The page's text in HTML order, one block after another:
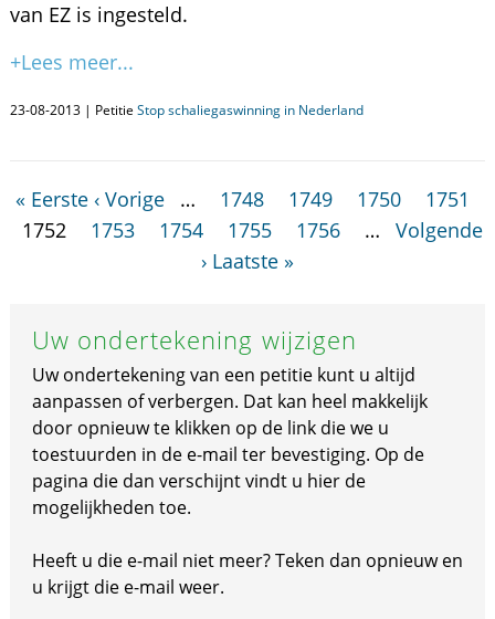
van EZ is ingesteld.
+Lees meer...
23-08-2013 | Petitie Stop schaliegaswinning in Nederland
« Eerste ‹ Vorige … 1748 1749 1750
1751
1752
1753 1754 1755 1756 …
Volgende
› Laatste »
Uw ondertekening wijzigen
Uw ondertekening van een petitie kunt u altijd
aanpassen of verbergen. Dat kan heel makkelijk
door opnieuw te klikken op de link die we u
toestuurden in de e-mail ter bevestiging. Op de
pagina die dan verschijnt vindt u hier de
mogelijkheden toe.
Heeft u die e-mail niet meer? Teken dan opnieuw en
u krijgt die e-mail weer.